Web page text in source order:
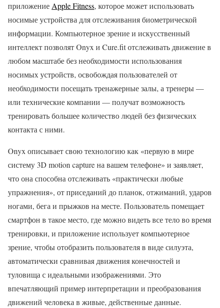
приложениеApple Fitness, которое может использовать
носимые устройства для отслеживания биометрической
информации. Компьютерное зрение и искусственный
интеллект позволят Onyx и Cure.fit отслеживать движение в
любом масштабе без необходимости использования
носимых устройств, освобождая пользователей от
необходимости посещать тренажерные залы, а тренеры —
или технические компании — получат возможность
тренировать большее количество людей без физических
контакта с ними.
Onyx описывает свою технологию как «первую в мире
систему 3D motion capture на вашем телефоне» и заявляет,
что она способна отслеживать «практически любые
упражнения», от приседаний до планок, отжиманий, ударов
ногами, бега и прыжков на месте. Пользователь помещает
смартфон в такое место, где можно видеть все тело во время
тренировки, и приложение использует компьютерное
зрение, чтобы отобразить пользователя в виде силуэта,
автоматически сравнивая движения конечностей и
туловища с идеальными изображениями. Это
впечатляющий пример интерпретации и преобразования
движений человека в живые, действенные данные.